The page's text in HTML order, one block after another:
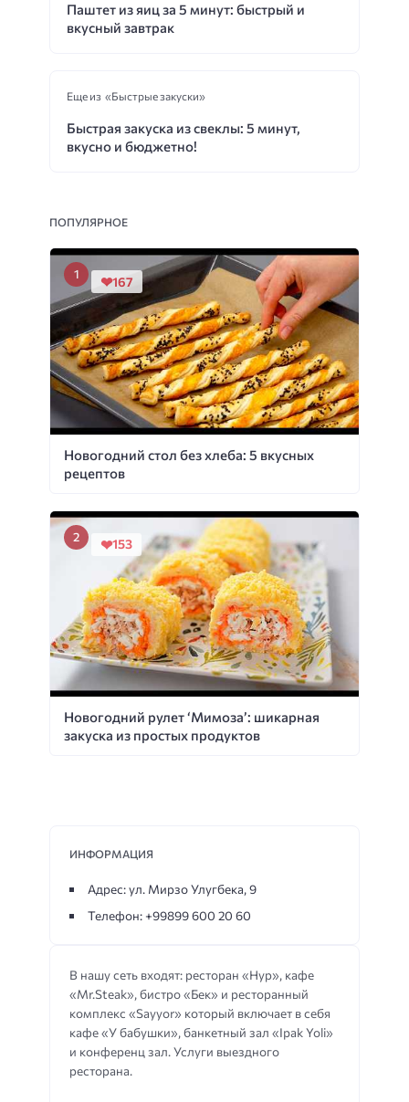
Паштет из яиц за 5 минут: быстрый и
вкусный завтрак
Еще из «Быстрые закуски»
Быстрая закуска из свеклы: 5 минут,
вкусно и бюджетно!
ПОПУЛЯРНОЕ
Новогодний стол без хлеба: 5 вкусных
рецептов
167
Новогодний рулет ‘Мимоза’: шикарная
закуска из простых продуктов
153
В нашу сеть входят: ресторан «Нур», кафе
«Mr.Steak», бистро «Бек» и ресторанный
комплекс «Sayyor» который включает в себя
кафе «У бабушки», банкетный зал «Ipak Yoli»
и конференц зал. Услуги выездного
ресторана.
ИНФОРМАЦИЯ
Адрес: ул. Мирзо Улугбека, 9
Телефон: +99899 600 20 60